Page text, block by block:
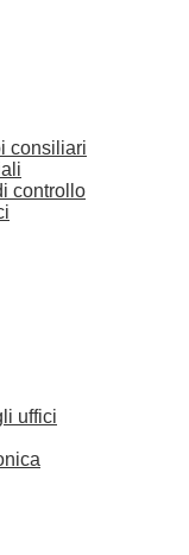
consiliari
controllo
uffici